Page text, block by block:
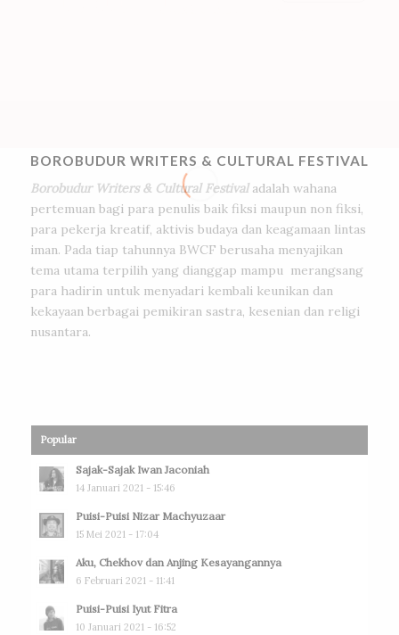
BOROBUDUR WRITERS & CULTURAL FESTIVAL
Borobudur Writers & Cultural Festivaladalah wahana
pertemuan bagi para penulis baik fiksi maupun non fiksi,
para pekerja kreatif, aktivis budaya dan keagamaan lintas
iman. Pada tiap tahunnya BWCF berusaha menyajikan
tema utama terpilih yang dianggap mampu merangsang
para hadirin untuk menyadari kembali keunikan dan
kekayaan berbagai pemikiran sastra, kesenian dan religi
nusantara.
Popular
Sajak-Sajak Iwan Jaconiah
14 Januari 2021 - 15:46
Puisi-Puisi Nizar Machyuzaar
15 Mei 2021 - 17:04
Aku, Chekhov dan Anjing Kesayangannya
6 Februari 2021 - 11:41
Puisi-Puisi Iyut Fitra
10 Januari 2021 - 16:52